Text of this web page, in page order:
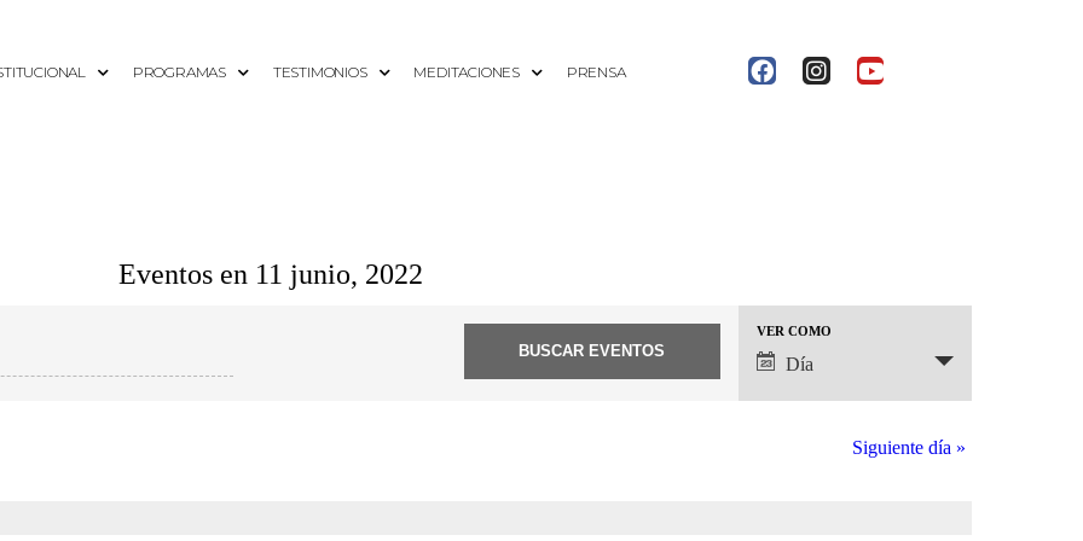
PROGRAMAS TESTIMONIOS MEDITACIONES PRENSA
Eventos en 11 junio, 2022
Navegación
de
VER COMO
Día
Siguiente día »